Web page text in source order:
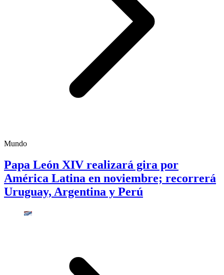
Mundo
Papa León XIV realizará gira por
América Latina en noviembre; recorrerá
Uruguay, Argentina y Perú